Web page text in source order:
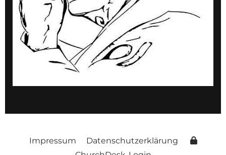
Impressum
Datenschutzerklärung